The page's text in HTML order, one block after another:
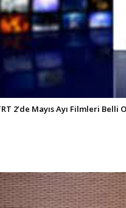
2’de Mayıs Ayı Filmleri Belli